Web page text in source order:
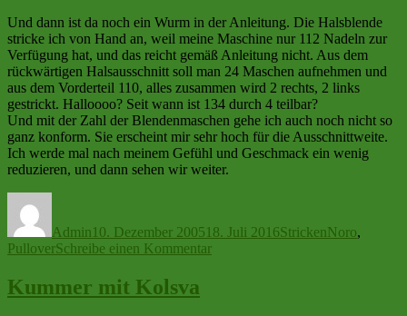
Und dann ist da noch ein Wurm in der Anleitung. Die Halsblende
stricke ich von Hand an, weil meine Maschine nur 112 Nadeln zur
Verfügung hat, und das reicht gemäß Anleitung nicht. Aus dem
rückwärtigen Halsausschnitt soll man 24 Maschen aufnehmen und
aus dem Vorderteil 110, alles zusammen wird 2 rechts, 2 links
gestrickt. Halloooo? Seit wann ist 134 durch 4 teilbar?
Und mit der Zahl der Blendenmaschen gehe ich auch noch nicht so
ganz konform. Sie erscheint mir sehr hoch für die Ausschnittweite.
Ich werde mal nach meinem Gefühl und Geschmack ein wenig
reduzieren, und dann sehen wir weiter.
Admin 10. Dezember 2005 18. Juli 2016StrickenNoro,
PulloverSchreibe einen Kommentarzu
Kummer mit Kolsva